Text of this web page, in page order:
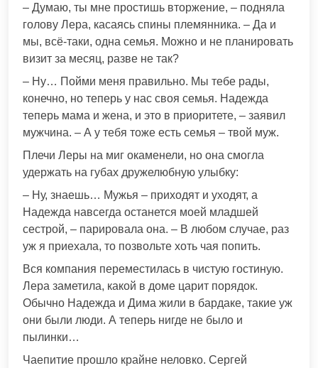
– Думаю, ты мне простишь вторжение, – подняла
голову Лера, касаясь спины племянника. – Да и
мы, всё-таки, одна семья. Можно и не планировать
визит за месяц, разве не так?
– Ну… Пойми меня правильно. Мы тебе рады,
конечно, но теперь у нас своя семья. Надежда
теперь мама и жена, и это в приоритете, – заявил
мужчина. – А у тебя тоже есть семья – твой муж.
Плечи Леры на миг окаменели, но она смогла
удержать на губах дружелюбную улыбку:
– Ну, знаешь… Мужья – приходят и уходят, а
Надежда навсегда останется моей младшей
сестрой, – парировала она. – В любом случае, раз
уж я приехала, то позвольте хоть чая попить.
Вся компания переместилась в чистую гостиную.
Лера заметила, какой в доме царит порядок.
Обычно Надежда и Дима жили в бардаке, такие уж
они были люди. А теперь нигде не было и
пылинки…
Чаепитие прошло крайне неловко. Сергей